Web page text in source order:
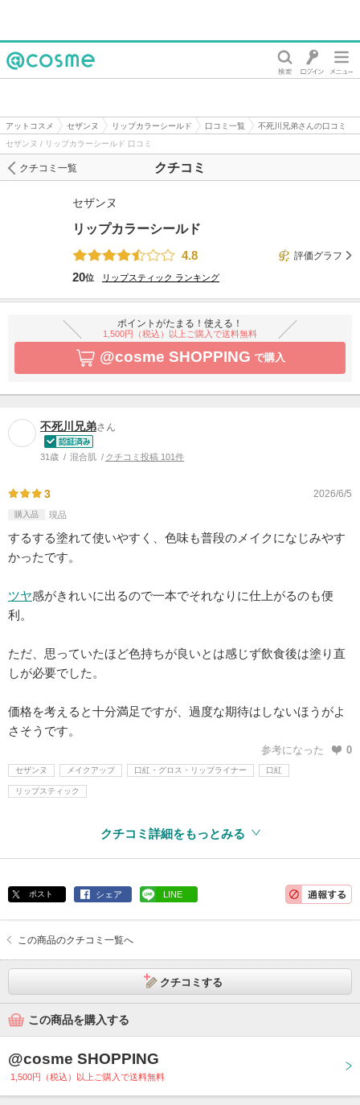
アットコスメ セザンヌ リップカラーシールド 口コミ一覧
不死川兄弟さんの口コミ
セザンヌ / リップカラーシールド 口コミ
クチコミ
クチコミ一覧
セザンヌ
リップカラーシールド
4.8
評価グラフ
20位 リップスティック ランキング
ポイントがたまる！使える！
1,500円（税込）以上ご購入で送料無料
@cosme SHOPPING で購入
不死川兄弟さん
31歳 混合肌 クチコミ投稿 101件
3 2026/6/5
購入品 現品
するする塗れて使いやすく、色味も普段のメイクになじみやす
かったです。
ツヤ感がきれいに出るので一本でそれなりに仕上がるのも便
利。
ただ、思っていたほど色持ちが良いとは感じず飲食後は塗り直
しが必要でした。
価格を考えると十分満足ですが、過度な期待はしないほうがよ
さそうです。
参考になった 0
セザンヌ メイクアップ 口紅・グロス・リップライナー 口紅
リップスティック
クチコミ詳細をもっとみる
ポスト シェア LINE
この商品のクチコミ一覧へ
クチコミする
この商品を購入する
@cosme SHOPPING
1,500円（税込）以上ご購入で送料無料